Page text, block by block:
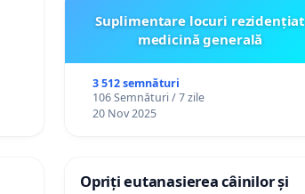
Suplimentare locuri rezidențiat
medicină generală
3 512 semnături
106 Semnături / 7 zile
20 Nov 2025
Opriți eutanasierea câinilor și